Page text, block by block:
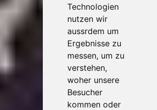
Technologien
nutzen wir
aussrdem um
Ergebnisse zu
messen, um zu
verstehen,
woher unsere
Besucher
kommen oder